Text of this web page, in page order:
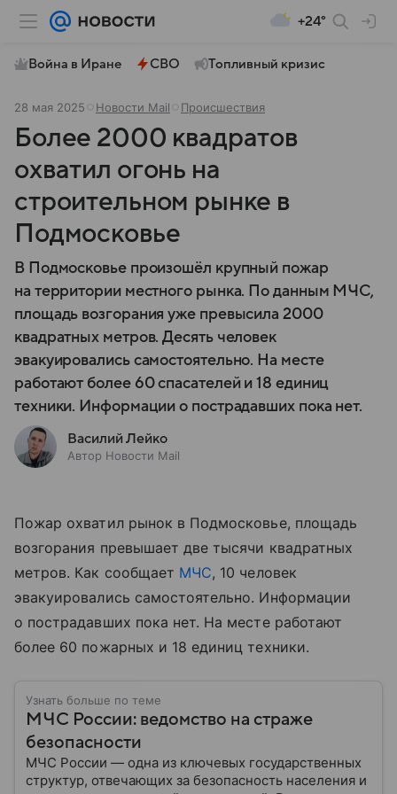
+24°
Война в Иране СВО Топливный кризис
28 мая 2025 Новости Mail Происшествия
Более 2000 квадратов
охватил огонь на
строительном рынке в
Подмосковье
В Подмосковье произошёл крупный пожар
на территории местного рынка. По данным МЧС,
площадь возгорания уже превысила 2000
квадратных метров. Десять человек
эвакуировались самостоятельно. На месте
работают более 60 спасателей и 18 единиц
техники. Информации о пострадавших пока нет.
Василий Лейко
Автор Новости Mail
Пожар охватил рынок в Подмосковье, площадь
возгорания превышает две тысячи квадратных
метров. Как сообщает МЧС, 10 человек
эвакуировались самостоятельно. Информации
о пострадавших пока нет. На месте работают
более 60 пожарных и 18 единиц техники.
Узнать больше по теме
МЧС России: ведомство на страже
безопасности
МЧС России — одна из ключевых государственных
структур, отвечающих за безопасность населения и